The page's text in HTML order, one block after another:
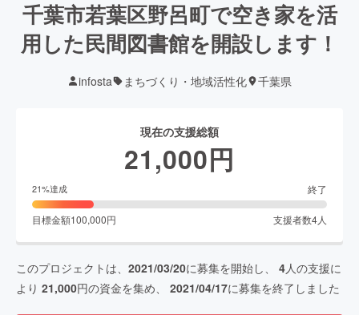
千葉市若葉区野呂町で空き家を活
用した民間図書館を開設します！
infosta まちづくり・地域活性化 千葉県
現在の支援総額
21,000円
21%達成 終了
目標金額100,000円 支援者数4人
このプロジェクトは、 2021/03/20に募集を開始し、 4人の支援に
より 21,000円の資金を集め、 2021/04/17に募集を終了しました